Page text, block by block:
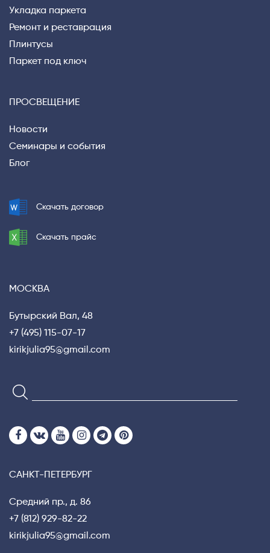
Укладка паркета
Ремонт и реставрация
Плинтусы
Паркет под ключ
ПРОСВЕЩЕНИЕ
Новости
Семинары и события
Блог
Скачать договор
Скачать прайс
МОСКВА
Бутырский Вал, 48
+7 (495) 115-07-17
kirikjulia95@gmail.com
САНКТ-ПЕТЕРБУРГ
Средний пр., д. 86
+7 (812) 929-82-22
kirikjulia95@gmail.com